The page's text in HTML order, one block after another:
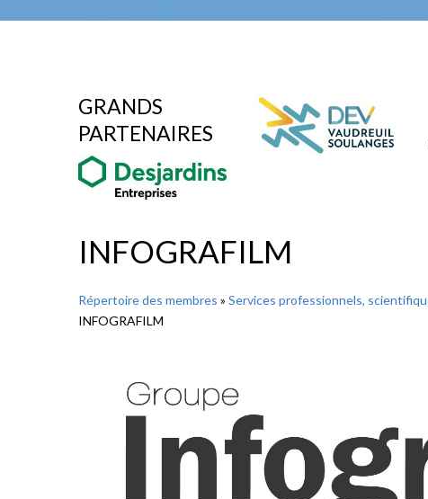
GRANDS
PARTENAIRES
INFOGRAFILM
Répertoire des membres » Services professionnels,
INFOGRAFILM